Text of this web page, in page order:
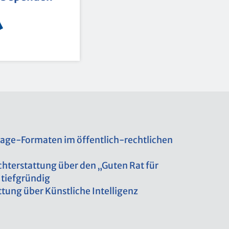
For­ma­ten im öf­fent­lich-recht­li­chen
über den „Guten Rat für
tief­grün­dig
über Künst­li­che In­tel­li­genz